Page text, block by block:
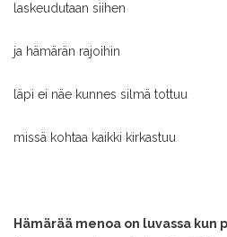
laskeudutaan siihen
ja hämärän rajoihin
läpi ei näe kunnes silmä tottuu
missä kohtaa kaikki kirkastuu
Hämärää menoa on luvassa